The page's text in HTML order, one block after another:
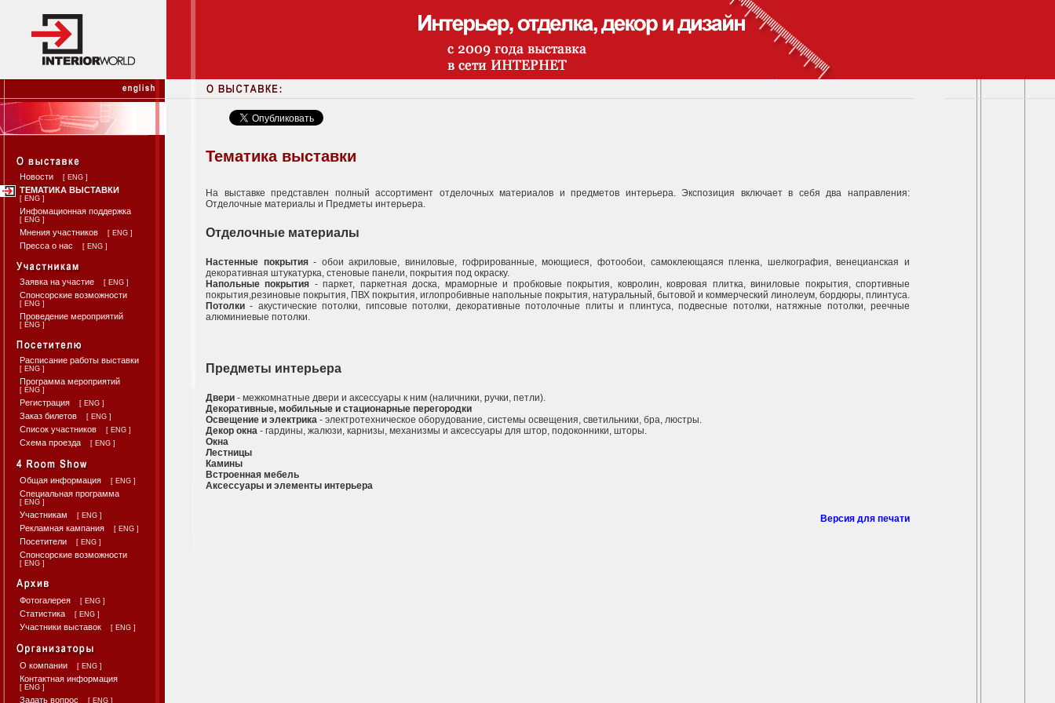
Новости [ ENG ]
ТЕМАТИКА ВЫСТАВКИ
[ ENG ]
Инфомационная поддержка
[ ENG ]
Мнения участников [ ENG ]
Пресса о нас [ ENG ]
Заявка на участие [ ENG ]
Спонсорские возможности
[ ENG ]
Проведение мероприятий
[ ENG ]
Расписание работы выставки
[ ENG ]
Программа мероприятий
[ ENG ]
Регистрация [ ENG ]
Заказ билетов [ ENG ]
Список участников [ ENG ]
Схема проезда [ ENG ]
Общая информация [ ENG ]
Специальная программа
[ ENG ]
Участникам [ ENG ]
Рекламная кампания [ ENG ]
Посетители [ ENG ]
Спонсорские возможности
[ ENG ]
Фотогалерея [ ENG ]
Статистика [ ENG ]
Участники выставок [ ENG ]
О компании [ ENG ]
Контактная информация
[ ENG ]
Задать вопрос [ ENG ]
Тематика выставки
На выставке представлен полный ассортимент отделочных материалов и предметов интерьера. Экспозиция включает в себя два направления:
Отделочные материалы и Предметы интерьера.
Отделочные материалы
Настенные покрытия- обои акриловые, виниловые, гофрированные, моющиеся, фотообои, самоклеющаяся пленка, шелкография, венецианская и
декоративная штукатурка, стеновые панели, покрытия под окраску.
Напольные покрытия - паркет, паркетная доска, мраморные и пробковые покрытия, ковролин, ковровая плитка, виниловые покрытия, спортивные
покрытия,резиновые покрытия, ПВХ покрытия, иглопробивные напольные покрытия, натуральный, бытовой и коммерческий линолеум, бордюры, плинтуса.
Потолки - акустические потолки, гипсовые потолки, декоративные потолочные плиты и плинтуса, подвесные потолки, натяжные потолки, реечные
алюминиевые потолки.
Предметы интерьера
Двери - межкомнатные двери и аксессуары к ним (наличники, ручки, петли).
Декоративные, мобильные и стационарные перегородки
Освещение и электрика - электротехническое оборудование, системы освещения, светильники, бра, люстры.
Декор окна - гардины, жалюзи, карнизы, механизмы и аксессуары для штор, подоконники, шторы.
Окна
Лестницы
Камины
Встроенная мебель
Аксессуары и элементы интерьера
Версия для печати